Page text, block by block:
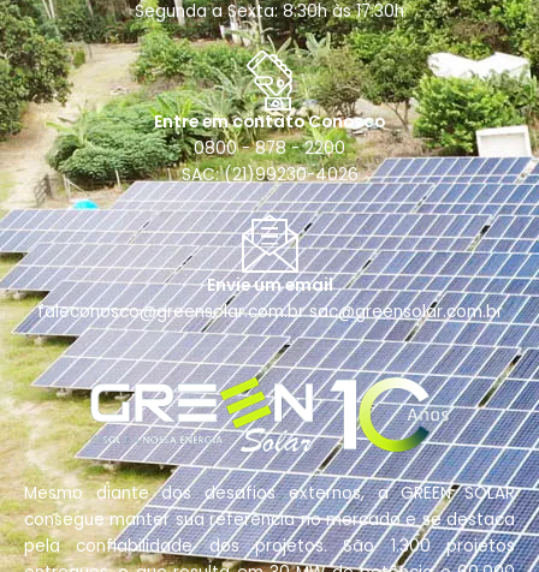
Segunda a Sexta: 8:30h às 17:30h
Entre em contato Conosco
0800 - 878 - 2200
SAC: (21)99230-4026
Envie um email
faleconosco@greensolar.com.br sac@greensolar.com.br
Mesmo diante dos desafios externos, a GREEN SOLAR
consegue manter sua referência no mercado e se destaca
pela confiabilidade dos projetos. São 1.300 projetos